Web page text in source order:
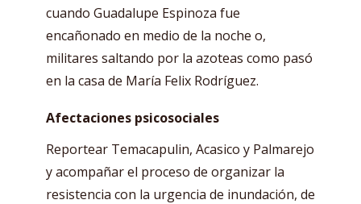
cuando Guadalupe Espinoza fue
encañonado en medio de la noche o,
militares saltando por la azoteas como pasó
en la casa de María Felix Rodríguez.
Afectaciones psicosociales
Reportear Temacapulin, Acasico y Palmarejo
y acompañar el proceso de organizar la
resistencia con la urgencia de inundación, de